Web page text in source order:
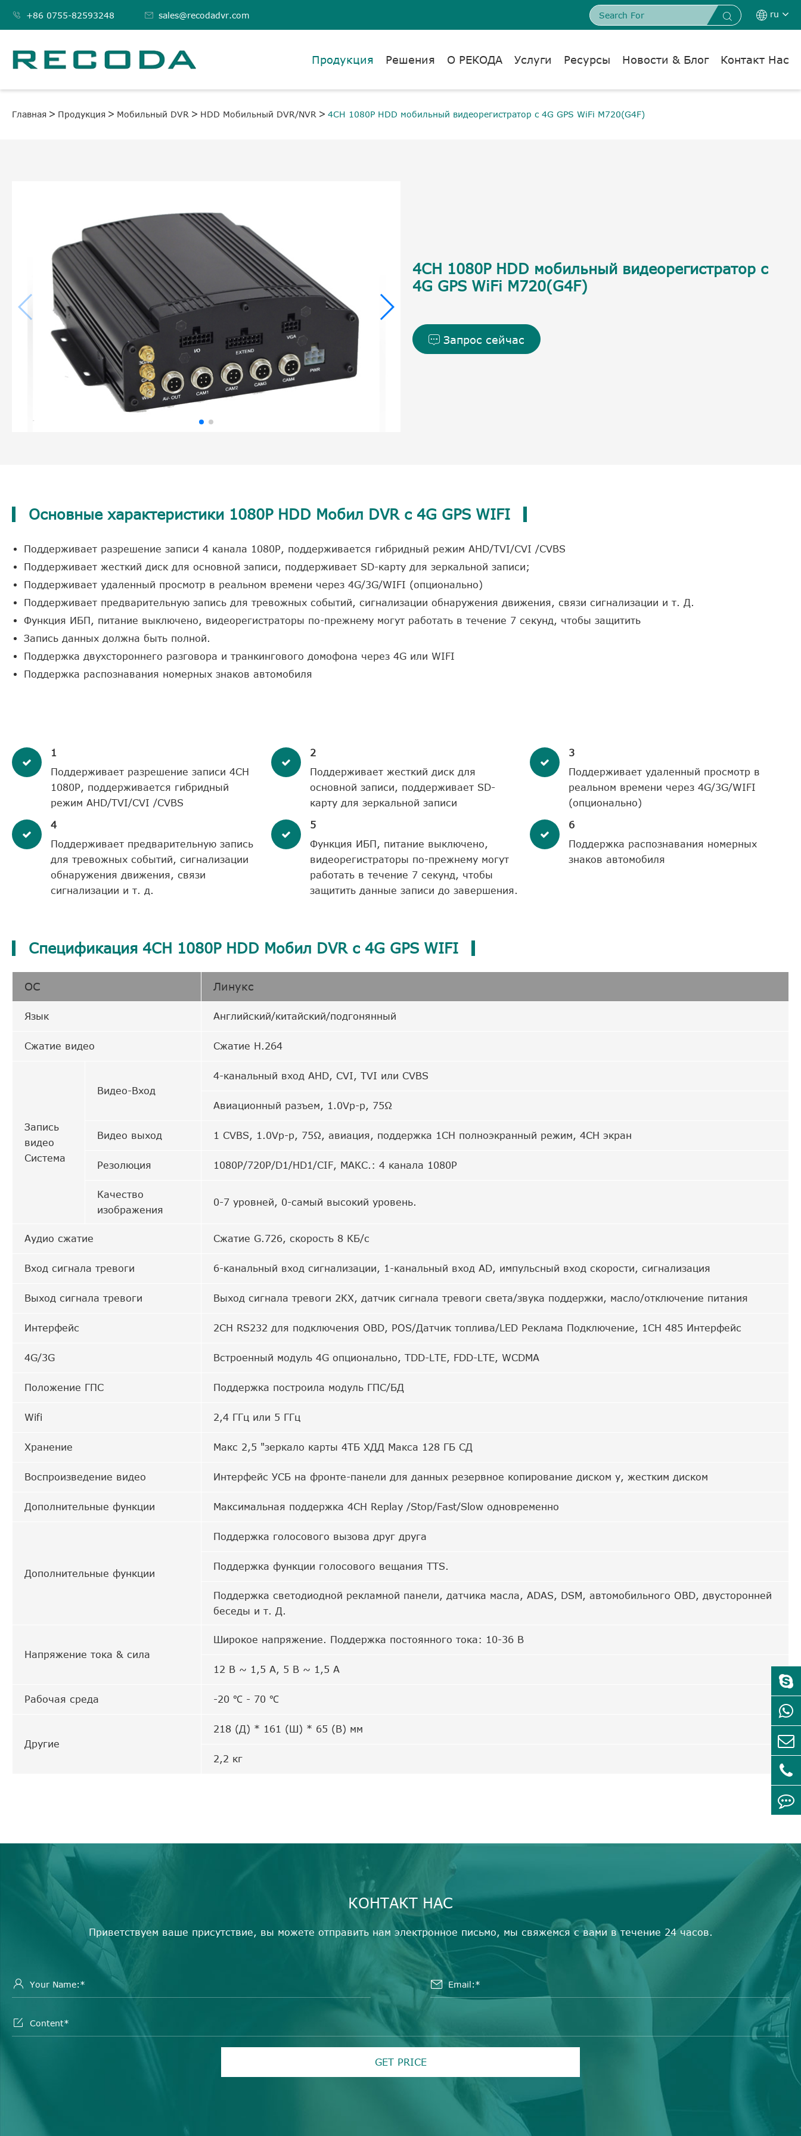
 +86 0755-82593248  sales@recodadvr.com   ru
Продукция Решения О РЕКОДА Услуги Ресурсы Новости & Блог Контакт Нас
Главная Продукция Мобильный DVR HDD Мобильный DVR/NVR 4CH 1080P HDD мобильный видеорегистратор с 4G GPS WiFi M720(G4F)
4CH 1080P HDD мобильный видеорегистратор с
4G GPS WiFi M720(G4F)
 Запрос сейчас
Основные характеристики 1080P HDD Мобил DVR с 4G GPS WIFI
Поддерживает разрешение записи 4 канала 1080P, поддерживается гибридный режим AHD/TVI/CVI /CVBS
Поддерживает жесткий диск для основной записи, поддерживает SD-карту для зеркальной записи;
Поддерживает удаленный просмотр в реальном времени через 4G/3G/WIFI (опционально)
Поддерживает предварительную запись для тревожных событий, сигнализации обнаружения движения, связи сигнализации и т. Д.
Функция ИБП, питание выключено, видеорегистраторы по-прежнему могут работать в течение 7 секунд, чтобы защитить
Запись данных должна быть полной.
Поддержка двухстороннего разговора и транкингового домофона через 4G или WIFI
Поддержка распознавания номерных знаков автомобиля
1
Поддерживает разрешение записи 4CH
1080P, поддерживается гибридный
режим AHD/TVI/CVI /CVBS
2
Поддерживает жесткий диск для
основной записи, поддерживает SD-
карту для зеркальной записи
3
Поддерживает удаленный просмотр в
реальном времени через 4G/3G/WIFI
(опционально)
4
Поддерживает предварительную запись
для тревожных событий, сигнализации
обнаружения движения, связи
сигнализации и т. д.
5
Функция ИБП, питание выключено,
видеорегистраторы по-прежнему могут
работать в течение 7 секунд, чтобы
защитить данные записи до завершения.
6
Поддержка распознавания номерных
знаков автомобиля
Спецификация 4CH 1080P HDD Мобил DVR с 4G GPS WIFI
ОС Линукс
Язык Английский/китайский/подгонянный
Сжатие видео Сжатие H.264
Запись
видео
Система
Видео-Вход
4-канальный вход AHD, CVI, TVI или CVBS
Авиационный разъем, 1.0Vp-p, 75Ω
Видео выход 1 CVBS, 1.0Vp-p, 75Ω, авиация, поддержка 1CH полноэкранный режим, 4CH экран
Резолюция 1080P/720P/D1/HD1/CIF, МАКС.: 4 канала 1080P
Качество
изображения
0-7 уровней, 0-самый высокий уровень.
Аудио сжатие Сжатие G.726, скорость 8 КБ/с
Вход сигнала тревоги 6-канальный вход сигнализации, 1-канальный вход AD, импульсный вход скорости, сигнализация
Выход сигнала тревоги Выход сигнала тревоги 2КХ, датчик сигнала тревоги света/звука поддержки, масло/отключение питания
Интерфейс 2CH RS232 для подключения OBD, POS/Датчик топлива/LED Реклама Подключение, 1CH 485 Интерфейс
4G/3G Встроенный модуль 4G опционально, TDD-LTE, FDD-LTE, WCDMA
Положение ГПС Поддержка построила модуль ГПС/БД
Wifi 2,4 ГГц или 5 ГГц
Хранение Макс 2,5 "зеркало карты 4ТБ ХДД Макса 128 ГБ СД
Воспроизведение видео Интерфейс УСБ на фронте-панели для данных резервное копирование диском у, жестким диском
Дополнительные функции Максимальная поддержка 4CH Replay /Stop/Fast/Slow одновременно
Дополнительные функции
Поддержка голосового вызова друг друга
Поддержка функции голосового вещания TTS.
Поддержка светодиодной рекламной панели, датчика масла, ADAS, DSM, автомобильного OBD, двусторонней
беседы и т. Д.
Напряжение тока & сила
Широкое напряжение. Поддержка постоянного тока: 10-36 В
12 В ~ 1,5 А, 5 В ~ 1,5 А
Рабочая среда -20 ℃ - 70 ℃
Другие
218 (Д) * 161 (Ш) * 65 (В) мм
2,2 кг
КОНТАКТ НАС
Приветствуем ваше присутствие, вы можете отправить нам электронное письмо, мы свяжемся с вами в течение 24 часов.
 

GET PRICE